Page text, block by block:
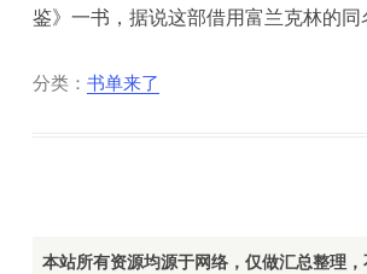
鉴》一书，据说这部借用富兰克林的
分类：书单来了
本站所有资源均源于网络，仅做汇总整理